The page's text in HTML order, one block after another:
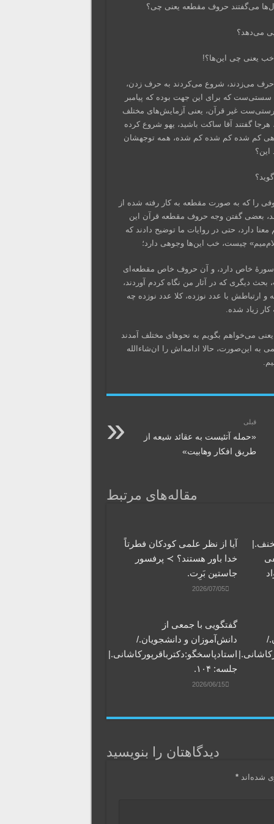
می‌گفتند حروف مقطعه یعنی چی؟
می‌دهد؟
خب یعنی چی این‌ها؟!
حرف می‌زدند، شروع می‌کردند به حرف زدن،
که برای این جهت بوده که پیامبر
درستی‌ست غیر قرآن، یعنی آزمایش‌‌های مختلف
گفتند آقا ساکت باشید، یهو شروع کرده
هی کم شده کم شده کم شده، همه توجهشان
را که به صورت مقطعه به کار رفته شده از
بعضی گفتن وجه حروف مقطعه‌ قرآن این
حتی در روایات ما توضیح دادند که
چیست، خب این‌ها وجوهی دارد؛
سورهٔ خاص دارد، و آن حروف خاص مقطعه‌ای
دیگری که در آثار من نگاه کردم آوردند،
ارتباطش با عدد نوزده، کلا عدد نوزده چه
کار زیاد شده.
یعنی می‌خواهم بگویم به نحو‌های مختلف آمدند
به این‌صورت، حالا ادامه‌اش را ان‌شاءالله
قبلی
«حمله آتئیست به عقائد شیعه از
طریق افکار وهابیت»
مقاله‌های مرتبط
آیا از نظر علمی کودکان فطرتاً
خدا باور هستند؟ ≻ پرفسور
جاستین بَرِت.
2026/07/05
گفتگویی‌ با جمعی‌ از
دانش‌آموزان‌ و دانشجویان./
استادپاسخگو:دکترباقر‌پورکاشانی.|
جلسه: ۱۰۴.
2026/06/15
دیدگاهتان را بنویسید
شده‌اند*